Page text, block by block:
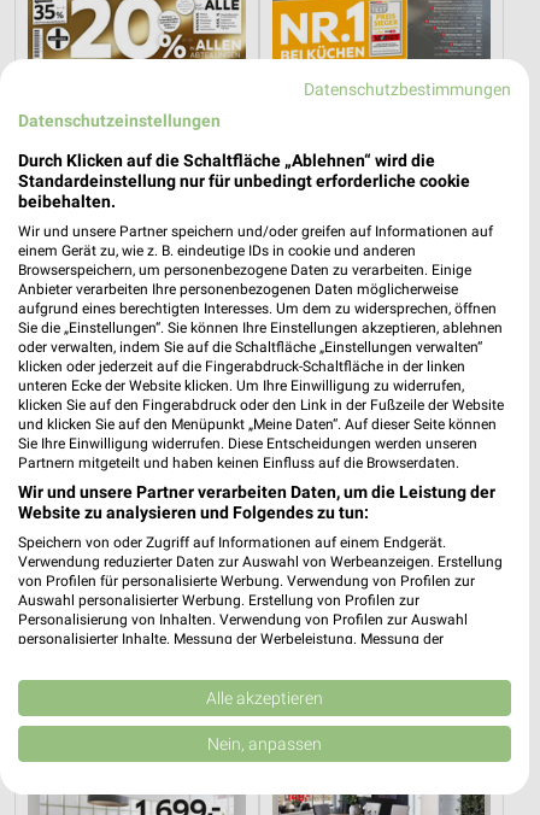
Angebote ab 08.08.
Gültig bis Fr. 14.08.
12,6 km
Gültig bis Fr. 21.08.
XXXLutz
12,6 km
Gartenmöbel-Abverkauf
Gültig bis Fr. 28.08.
12,6 km
Gültig bis Fr. 14.08.
Datenschutzbestimmungen
Datenschutzeinstellungen
Durch Klicken auf die Schaltfläche „Ablehnen“ wird die
Standardeinstellung nur für unbedingt erforderliche cookie
beibehalten.
Wir und unsere Partner speichern und/oder greifen auf Informationen auf
einem Gerät zu, wie z. B. eindeutige IDs in cookie und anderen
Browserspeichern, um personenbezogene Daten zu verarbeiten. Einige
Anbieter verarbeiten Ihre personenbezogenen Daten möglicherweise
aufgrund eines berechtigten Interesses. Um dem zu widersprechen, öffnen
Sie die „Einstellungen“. Sie können Ihre Einstellungen akzeptieren, ablehnen
oder verwalten, indem Sie auf die Schaltfläche „Einstellungen verwalten“
klicken oder jederzeit auf die Fingerabdruck-Schaltfläche in der linken
unteren Ecke der Website klicken. Um Ihre Einwilligung zu widerrufen,
klicken Sie auf den Fingerabdruck oder den Link in der Fußzeile der Website
und klicken Sie auf den Menüpunkt „Meine Daten“. Auf dieser Seite können
Sie Ihre Einwilligung widerrufen. Diese Entscheidungen werden unseren
Partnern mitgeteilt und haben keinen Einfluss auf die Browserdaten.
Wir und unsere Partner verarbeiten Daten, um die Leistung der
Website zu analysieren und Folgendes zu tun:
Speichern von oder Zugriff auf Informationen auf einem Endgerät.
Verwendung reduzierter Daten zur Auswahl von Werbeanzeigen. Erstellung
von Profilen für personalisierte Werbung. Verwendung von Profilen zur
Auswahl personalisierter Werbung. Erstellung von Profilen zur
Personalisierung von Inhalten. Verwendung von Profilen zur Auswahl
personalisierter Inhalte. Messung der Werbeleistung. Messung der
Kombinationen von Daten aus verschiedenen Quellen. Entwicklung und
Verbesserung der Angebote. Verwendung reduzierter Daten zur Auswahl
von Inhalten.
Daten können außerhalb der Europäischen Union weitergegeben und in die
USA gesendet werden.
Website/App.
Alle akzeptieren
Nein, anpassen